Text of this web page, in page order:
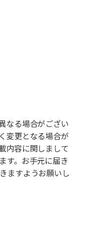
なる場合がござい
変更となる場合が
内容に関しまして
す。お手元に届き
ますようお願いし